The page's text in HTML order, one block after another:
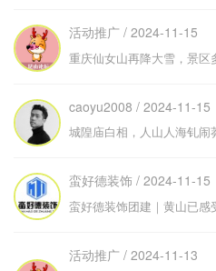
活动推广 / 2024-11-15
重庆仙女山再降大雪，景
caoyu2008 / 2024-11-15
城隍庙白相，人山人海钆闹
蛮好德装饰 / 2024-11-15
蛮好德装饰团建｜黄山已感
活动推广 / 2024-11-13